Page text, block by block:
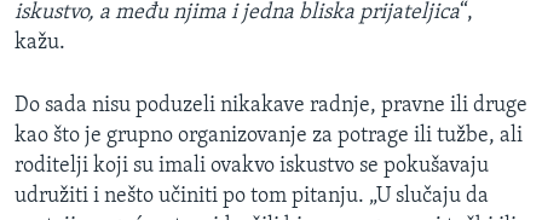
iskustvo, a među njima i jedna bliska prijateljica“,
kažu.
Do sada nisu poduzeli nikakave radnje, pravne ili druge
kao što je grupno organizovanje za potrage ili tužbe, ali
roditelji koji su imali ovakvo iskustvo se pokušavaju
udružiti i nešto učiniti po tom pitanju. „U slučaju da